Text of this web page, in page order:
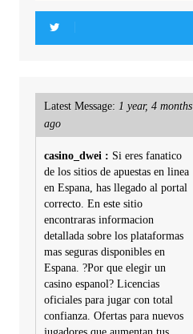
Latest Message: 1 year, 4 months
ago
casino_dwei : Si eres fanatico
de los sitios de apuestas en linea
en Espana, has llegado al portal
correcto. En este sitio
encontraras informacion
detallada sobre los plataformas
mas seguras disponibles en
Espana. ?Por que elegir un
casino espanol? Licencias
oficiales para jugar con total
confianza. Ofertas para nuevos